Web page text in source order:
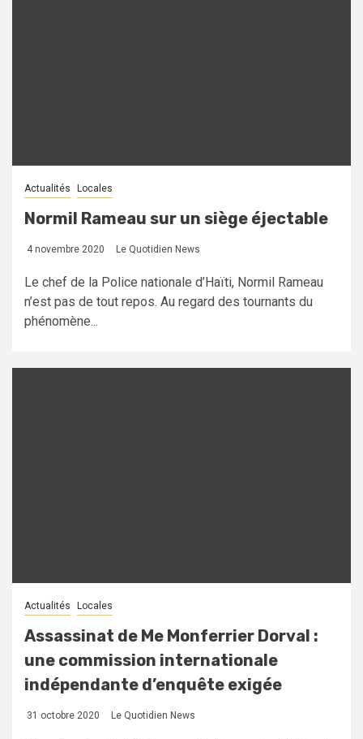
Actualités Locales
Normil Rameau sur un siège éjectable
4 novembre 2020 Le Quotidien News
Le chef de la Police nationale d’Haïti, Normil Rameau
n’est pas de tout repos. Au regard des tournants du
phénomène...
Actualités Locales
Assassinat de Me Monferrier Dorval :
une commission internationale
indépendante d’enquête exigée
31 octobre 2020 Le Quotidien News